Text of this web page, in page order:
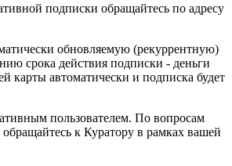
подписки обращайтесь по адресу
обновляемую (рекуррентную)
срока действия подписки - деньги
карты автоматически и подписка будет
пользователем. По вопросам
к Куратору в рамках вашей